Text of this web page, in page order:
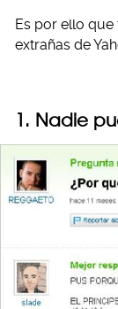
Es por ello
extrañas de
1. Nadie